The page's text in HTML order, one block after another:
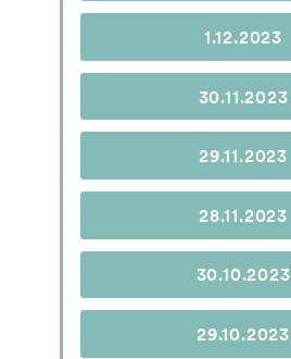
1.12.2023
30.11.2023
29.11.2023
28.11.2023
30.10.2023
29.10.2023